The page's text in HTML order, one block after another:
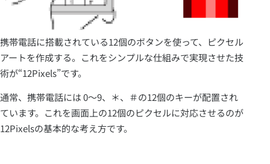
携帯電話に搭載されている12個のボタンを使って、ピクセル
アートを作成する。これをシンプルな仕組みで実現させた技
術が“12Pixels”です。
通常、携帯電話には 0〜9、＊、＃の12個のキーが配置され
ています。これを画面上の12個のピクセルに対応させるのが
12Pixelsの基本的な考え方です。